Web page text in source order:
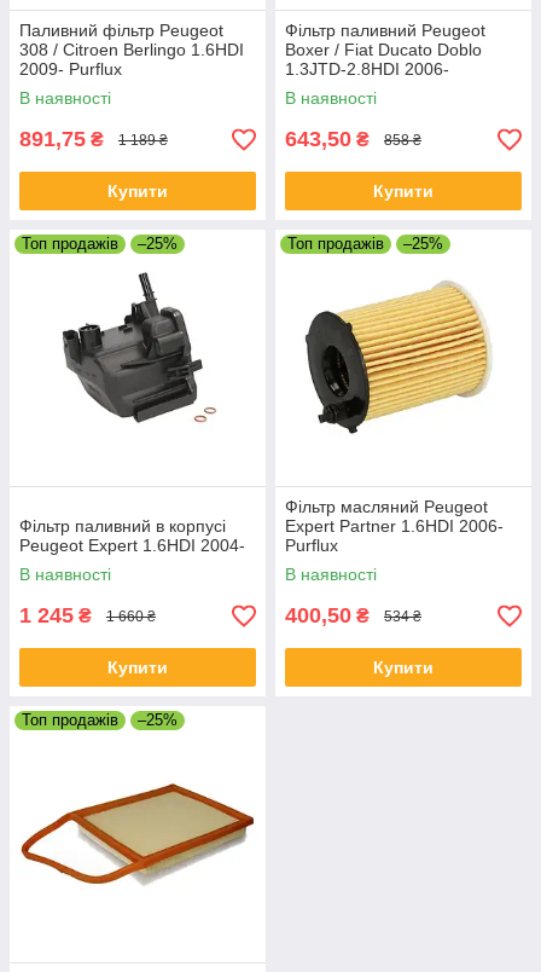
Паливний фільтр Peugeot
308 / Citroen Berlingo 1.6HDI
2009- Purflux
В наявності
891,75 ₴ 1 189 ₴
Купити
Фільтр паливний Peugeot
Boxer / Fiat Ducato Doblo
1.3JTD-2.8HDI 2006-
В наявності
643,50 ₴ 858 ₴
Купити
Топ продажів –25%
Фільтр паливний в корпусі
Peugeot Expert 1.6HDI 2004-
В наявності
1 245 ₴ 1 660 ₴
Купити
Топ продажів –25%
Фільтр масляний Peugeot
Expert Partner 1.6HDI 2006-
Purflux
В наявності
400,50 ₴ 534 ₴
Купити
Топ продажів –25%